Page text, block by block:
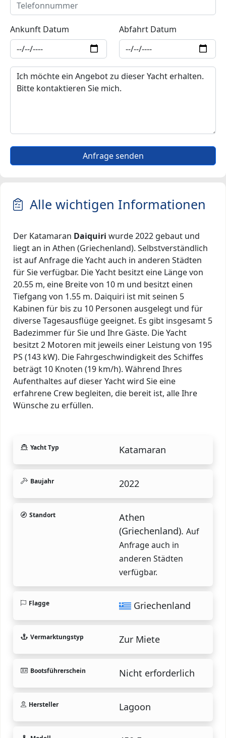
Ankunft Datum Abfahrt Datum
Anfrage senden
Alle wichtigen Informationen
Der Katamaran Daiquiri wurde 2022 gebaut und
liegt an in Athen (Griechenland). Selbstverständlich
ist auf Anfrage die Yacht auch in anderen Städten
für Sie verfügbar. Die Yacht besitzt eine Länge von
20.55 m, eine Breite von 10 m und besitzt einen
Tiefgang von 1.55 m. Daiquiri ist mit seinen 5
Kabinen für bis zu 10 Personen ausgelegt und für
diverse Tagesausflüge geeignet. Es gibt insgesamt 5
Badezimmer für Sie und Ihre Gäste. Die Yacht
besitzt 2 Motoren mit jeweils einer Leistung von 195
PS (143 kW). Die Fahrgeschwindigkeit des Schiffes
beträgt 10 Knoten (19 km/h). Während Ihres
Aufenthaltes auf dieser Yacht wird Sie eine
erfahrene Crew begleiten, die bereit ist, alle Ihre
Wünsche zu erfüllen.
Yacht Typ Katamaran
Baujahr 2022
Standort
Athen
(Griechenland). Auf
Anfrage auch in
anderen Städten
verfügbar.
Flagge Griechenland
Vermarktungstyp Zur Miete
Bootsführerschein Nicht erforderlich
Hersteller Lagoon